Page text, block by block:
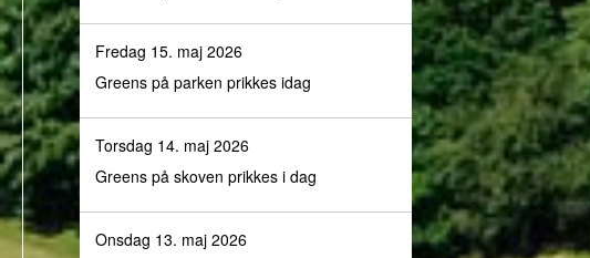
Fredag 15. maj 2026
Greens på parken prikkes idag
Torsdag 14. maj 2026
Greens på skoven prikkes i dag
Onsdag 13. maj 2026